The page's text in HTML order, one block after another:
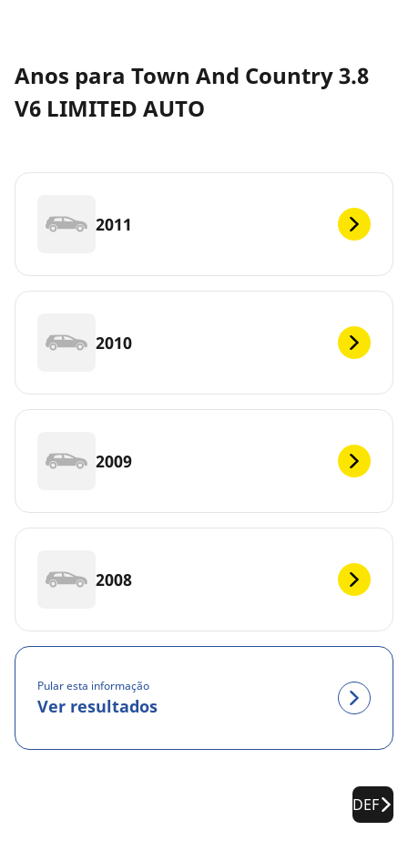
Anos para Town And Country 3.8
V6 LIMITED AUTO
2011
2010
2009
2008
Pular esta informação
Ver resultados
DEF